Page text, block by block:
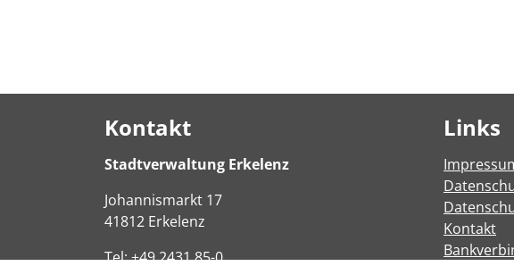
Kontakt
Stadtverwaltung Erkelenz
Johannismarkt 17
41812 Erkelenz
Tel:+49 2431 85-0
Links
Kontakt